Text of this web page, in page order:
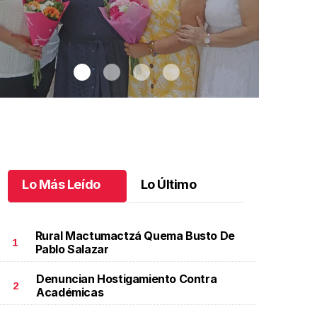
Una emotiva jubilación en educación especial.Una
emotiva jubilación en educación especial
Lo Más Leído Lo Último
1
Rural Mactumactzá Quema Busto De
Pablo Salazar
2
Denuncian Hostigamiento Contra
Académicas